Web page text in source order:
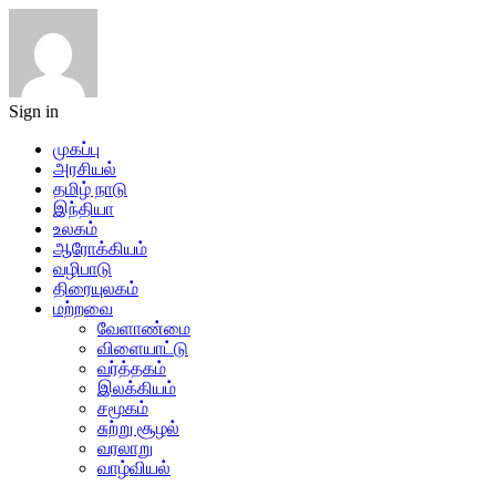
Sign in
முகப்பு
அரசியல்
தமிழ் நாடு
இந்தியா
உலகம்
ஆரோக்கியம்
வழிபாடு
திரையுலகம்
மற்றவை
வேளாண்மை
விளையாட்டு
வர்த்தகம்
இலக்கியம்
சமூகம்
சுற்று சூழல்
வரலாறு
வாழ்வியல்